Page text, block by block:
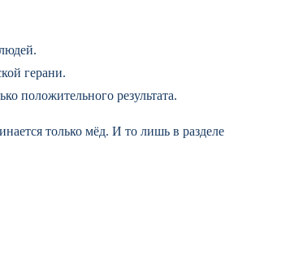
герани.
положительного результата.
только мёд. И то лишь в разделе